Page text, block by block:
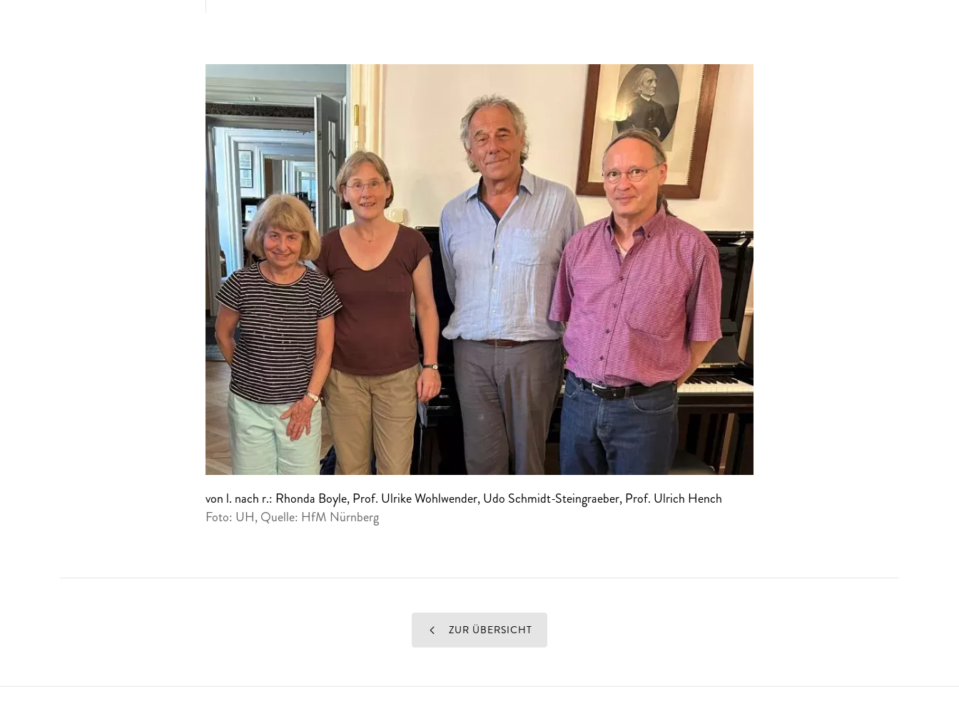
von l. nach r.: Rhonda Boyle, Prof. Ulrike Wohlwender, Udo Schmidt-Steingraeber, Prof. Ulrich Hench
Foto: UH, Quelle: HfM Nürnberg
ZUR ÜBERSICHT